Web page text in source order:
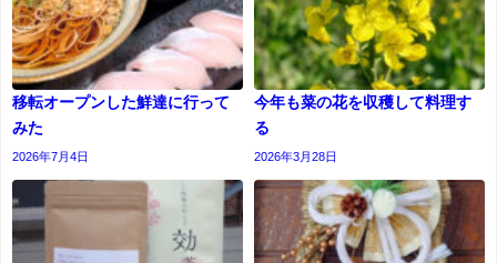
移転オープンした鮮達に行って
みた
2026年7月4日
今年も菜の花を収穫して料理す
る
2026年3月28日